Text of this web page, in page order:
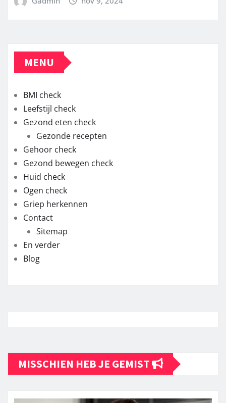
MENU
BMI check
Leefstijl check
Gezond eten check
Gezonde recepten
Gehoor check
Gezond bewegen check
Huid check
Ogen check
Griep herkennen
Contact
Sitemap
En verder
Blog
MISSCHIEN HEB JE GEMIST